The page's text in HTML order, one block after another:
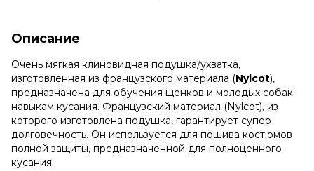
Описание
Очень мягкая клиновидная подушка/ухватка,
изготовленная из французского материала (Nylcot),
предназначена для обучения щенков и молодых собак
навыкам кусания. Французский материал (Nylcot), из
которого изготовлена подушка, гарантирует супер
долговечность. Он используется для пошива костюмов
полной защиты, предназначенной для полноценного
кусания.